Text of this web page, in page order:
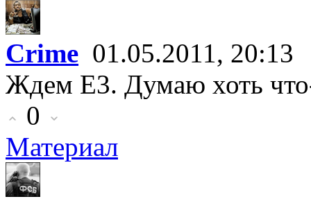
Crime 01.05.2011, 20:13
Ждем Е3. Думаю хоть что-
0
Материал